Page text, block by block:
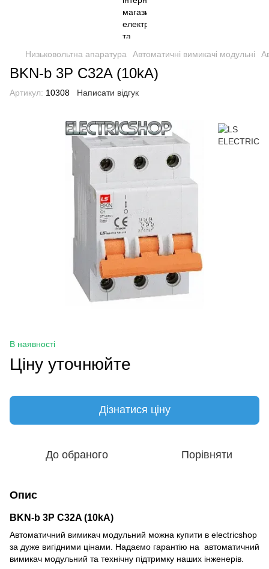
Низьковольтна апаратура Автоматичні вимикачі модульні
BKN-b 3P C32A (10kA)
Артикул: 10308 Написати відгук
В наявності
Ціну уточнюйте
Дізнатися ціну
До обраного Порівняти
Опис
BKN-b 3P C32A (10kA)
Автоматичний вимикач модульний можна купити в electricshop
за дуже вигідними цінами. Надаємо гарантію на автоматичний
вимикач модульний та технічну підтримку наших інженерів.